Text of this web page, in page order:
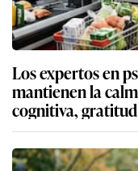
Los expertos en
mantienen la
cognitiva,